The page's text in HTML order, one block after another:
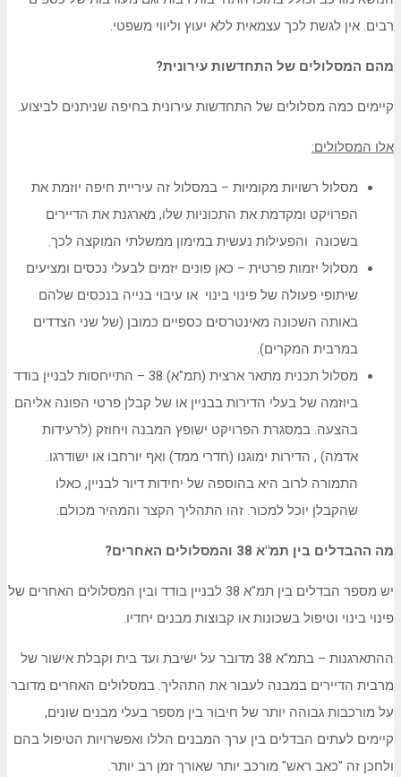
רבים. אין לגשת לכך עצמאית ללא יעוץ וליווי משפטי.
מהם המסלולים של התחדשות עירונית?
קיימים כמה מסלולים של התחדשות עירונית בחיפה שניתנים לביצוע.
אלו המסלולים:
מסלול רשויות מקומיות – במסלול זה עיריית חיפה יוזמת את
הפרויקט ומקדמת את התכוניות שלו, מארגנת את הדיירים
בשכונה והפעילות נעשית במימון ממשלתי המוקצה לכך.
מסלול יזמות פרטית – כאן פונים יזמים לבעלי נכסים ומציעים
שיתופי פעולה של פינוי בינוי או עיבוי בנייה בנכסים שלהם
באותה השכונה מאינטרסים כספיים כמובן (של שני הצדדים
במרבית המקרים).
מסלול תכנית מתאר ארצית (תמ"א) 38 – התייחסות לבניין בודד
ביוזמה של בעלי הדירות בבניין או של קבלן פרטי הפונה אליהם
בהצעה. במסגרת הפרויקט ישופץ המבנה ויחוזק (לרעידות
אדמה) , הדירות ימוגנו (חדרי ממד) ואף יורחבו או ישודרגו.
התמורה לרוב היא בהוספה של יחידות דיור לבניין, כאלו
שהקבלן יוכל למכור. זהו התהליך הקצר והמהיר מכולם.
מה ההבדלים בין תמ"א 38 והמסלולים האחרים?
יש מספר הבדלים בין תמ"א 38 לבניין בודד ובין המסלולים האחרים של
פינוי בינוי וטיפול בשכונות או קבוצות מבנים יחדיו.
ההתארגנות – בתמ"א 38 מדובר על ישיבת ועד בית וקבלת אישור של
מרבית הדיירים במבנה לעבור את התהליך. במסלולים האחרים מדובר
על מורכבות גבוהה יותר של חיבור בין מספר בעלי מבנים שונים,
קיימים לעתים הבדלים בין ערך המבנים הללו ואפשרויות הטיפול בהם
ולחכן זה "כאב ראש" מורכב יותר שאורך זמן רב יותר.